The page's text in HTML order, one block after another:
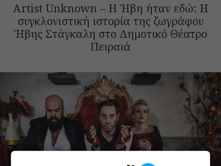
Artist Unknown – Η Ήβη ήταν εδώ: Η
συγκλονιστική ιστορία της ζωγράφου
Ήβης Στάγκαλη στο Δημοτικό Θέατρο
Πειραιά